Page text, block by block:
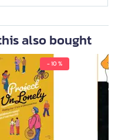
also bought
- 10 %